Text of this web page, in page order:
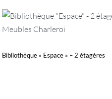
Bibliothèque « Espace » – 2 étagères